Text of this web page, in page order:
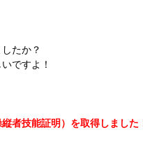
たか？
ですよ！
者技能証明）を取得しました